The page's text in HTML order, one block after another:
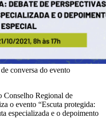
conversa do evento
Conselho Regional de
o evento “Escuta protegida:
especializada e o depoimento